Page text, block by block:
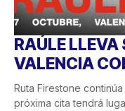
RAÚLE
VALENCIA
Ruta Firestone
próxima cita tendrá